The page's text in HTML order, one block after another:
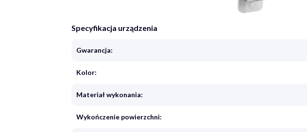
Specyfikacja urządzenia
Gwarancja:
Kolor:
Materiał wykonania:
Wykończenie powierzchni: